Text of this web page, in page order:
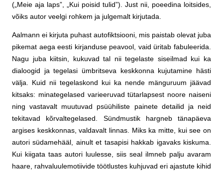
(„Meie aja laps”, „Kui poisid tulid”). Just nii, poeedina loitsides,
võiks autor veelgi rohkem ja julgemalt kirjutada.
Aalmann ei kirjuta puhast autofiktsiooni, mis paistab olevat juba
pikemat aega eesti kirjanduse peavool, vaid üritab fabuleerida.
Nagu juba kiitsin, kukuvad tal nii tegelaste siseilmad kui ka
dialoogid ja tegelasi ümbritseva keskkonna kujutamine hästi
välja. Kuid nii tegelaskond kui ka nende mänguruum jäävad
kitsaks: minategelased varieeruvad tütarlapsest noore naiseni
ning vastavalt muutuvad psüühiliste painete detailid ja neid
tekitavad kõrvaltegelased. Sündmustik hargneb tänapäeva
argises keskkonnas, valdavalt linnas. Miks ka mitte, kui see on
autori südamehääl, ainult et tasapisi hakkab igavaks kiskuma.
Kui kiigata taas autori luulesse, siis seal ilmneb palju avaram
haare, rahvaluulemotiivide töötlustes kuhjuvad eri ajastute kihid